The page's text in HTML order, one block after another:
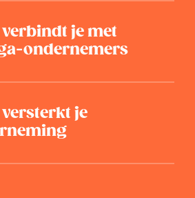
verbindt je met
ondernemers
versterkt je